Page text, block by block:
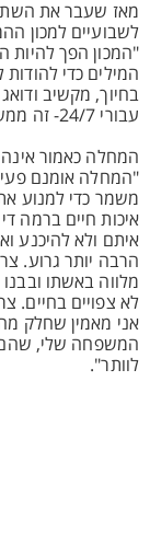
מאז שעבר את
לשבועיים למכון
"המכון הפך להיות
המילים כדי
בחיוך, מקשיב
עבורי 24/7- זה ממש לא מובן מאליו".
המחלה כאמור אינה
"המחלה אומנם
משמר כדי למנוע
איכות חיים ברמה
איתם ולא להיכנע
הרבה יותר גרוע.
מלווה באשתו
לא צפויים בחיים.
אני מאמין שחלק
המשפחה שלי, שהם
לוותר".